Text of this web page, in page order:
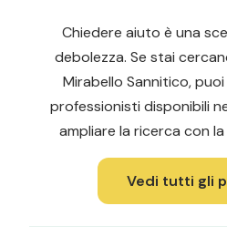
Chiedere aiuto è una
debolezza. Se stai
Mirabello Sannitico,
professionisti disponibili
ampliare la ricerca con
Vedi tutti gli